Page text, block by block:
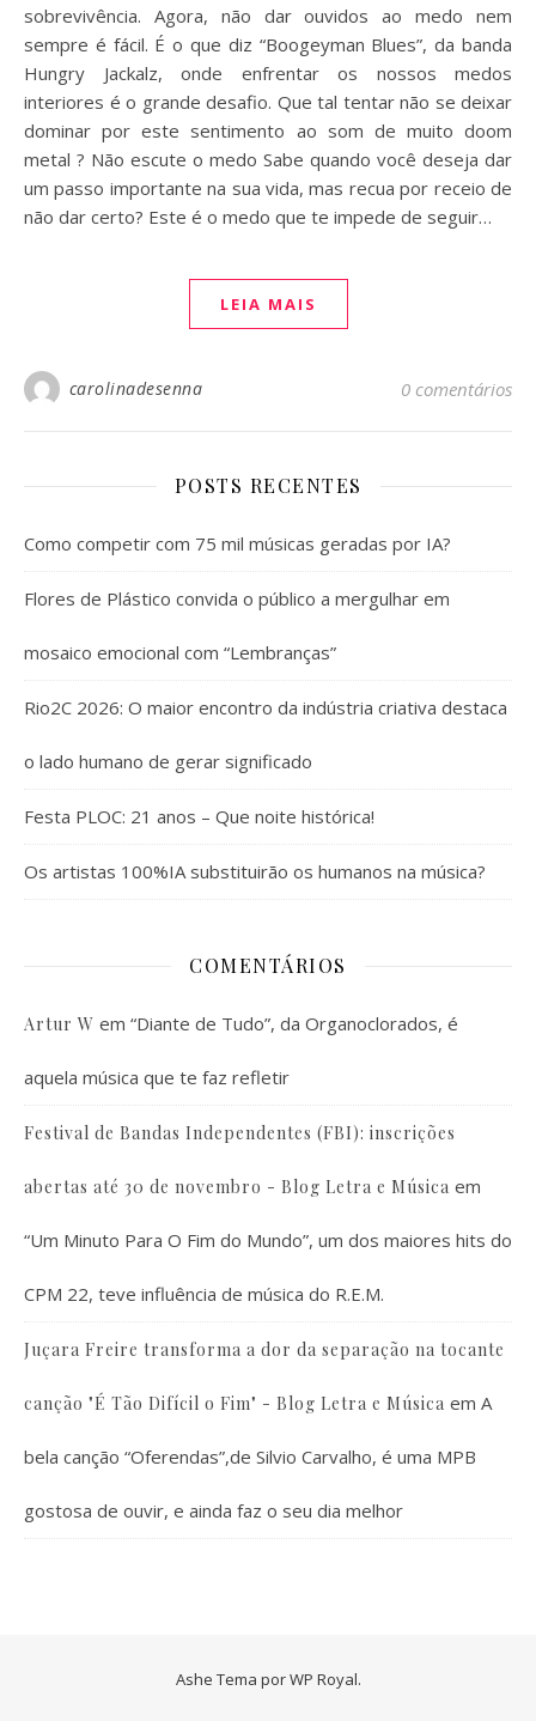
sobrevivência. Agora, não dar ouvidos ao medo nem
sempre é fácil. É o que diz “Boogeyman Blues”, da banda
Hungry Jackalz, onde enfrentar os nossos medos
interiores é o grande desafio. Que tal tentar não se deixar
dominar por este sentimento ao som de muito doom
metal ? Não escute o medo Sabe quando você deseja dar
um passo importante na sua vida, mas recua por receio de
não dar certo? Este é o medo que te impede de seguir…
LEIA MAIS
carolinadesenna 0 comentários
POSTS RECENTES
Como competir com 75 mil músicas geradas por IA?
Flores de Plástico convida o público a mergulhar em
mosaico emocional com “Lembranças”
Rio2C 2026: O maior encontro da indústria criativa destaca
o lado humano de gerar significado
Festa PLOC: 21 anos – Que noite histórica!
Os artistas 100%IA substituirão os humanos na música?
COMENTÁRIOS
Artur W em “Diante de Tudo”, da Organoclorados, é
aquela música que te faz refletir
Festival de Bandas Independentes (FBI): inscrições
abertas até 30 de novembro - Blog Letra e Música em
“Um Minuto Para O Fim do Mundo”, um dos maiores hits do
CPM 22, teve influência de música do R.E.M.
Juçara Freire transforma a dor da separação na tocante
canção "É Tão Difícil o Fim" - Blog Letra e Música em A
bela canção “Oferendas”,de Silvio Carvalho, é uma MPB
gostosa de ouvir, e ainda faz o seu dia melhor
Ashe Tema porWP Royal.